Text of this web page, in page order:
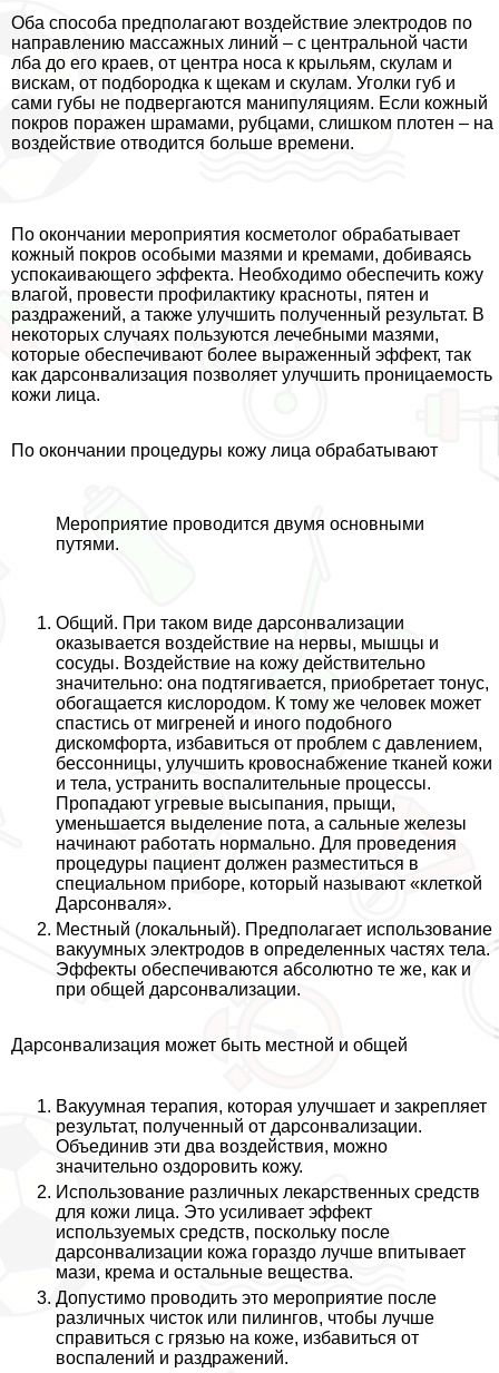
Оба способа предполагают воздействие электродов по
направлению массажных линий – с центральной части
лба до его краев, от центра носа к крыльям, скулам и
вискам, от подбородка к щекам и скулам. Уголки губ и
сами губы не подвергаются манипуляциям. Если кожный
покров поражен шрамами, рубцами, слишком плотен – на
воздействие отводится больше времени.
По окончании мероприятия косметолог обpaбатывает
кожный покров особыми мазями и кремами, добиваясь
успокаивающего эффекта. Необходимо обеспечить кожу
влагой, провести профилактику красноты, пятен и
раздражений, а также улучшить полученный результат. В
некоторых случаях пользуются лечебными мазями,
которые обеспечивают более выраженный эффект, так
как дарсонвализация позволяет улучшить проницаемость
кожи лица.
По окончании процедуры кожу лица обpaбатывают
Мероприятие проводится двумя основными
путями.
Общий. При таком виде дарсонвализации
оказывается воздействие на нервы, мышцы и
сосуды. Воздействие на кожу действительно
значительно: она подтягивается, приобретает тонус,
обогащается кислородом. К тому же человек может
спастись от мигреней и иного подобного
дискомфорта, избавиться от проблем с давлением,
бессонницы, улучшить кровоснабжение тканей кожи
и тела, устранить воспалительные процессы.
Пропадают угревые высыпания, прыщи,
уменьшается выделение пота, а сальные железы
начинают работать нормально. Для проведения
процедуры пациент должен разместиться в
специальном приборе, который называют «клеткой
Дарсонваля».
Местный (локальный). Предполагает использование
вакуумных электродов в определенных частях тела.
Эффекты обеспечиваются абсолютно те же, как и
при общей дарсонвализации.
Дарсонвализация может быть местной и общей
Вакуумная терапия, которая улучшает и закрепляет
результат, полученный от дарсонвализации.
Объединив эти два воздействия, можно
значительно оздоровить кожу.
Использование различных лекарственных средств
для кожи лица. Это усиливает эффект
используемых средств, поскольку после
дарсонвализации кожа гораздо лучше впитывает
мази, крема и остальные вещества.
Допустимо проводить это мероприятие после
различных чисток или пилингов, чтобы лучше
справиться с грязью на коже, избавиться от
воспалений и раздражений.